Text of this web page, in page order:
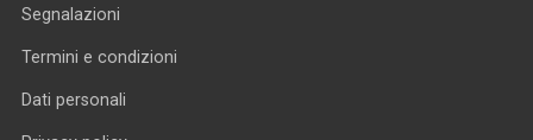
Segnalazioni
Termini e condizioni
Dati personali